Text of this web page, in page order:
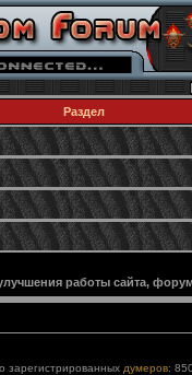
Раздел
работы сайта,
зарегистрированных думеров: